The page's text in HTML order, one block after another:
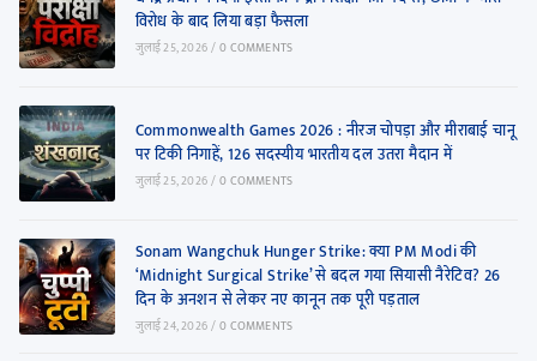
विरोध के बाद लिया बड़ा फैसला
जुलाई 25, 2026/0 COMMENTS
Commonwealth Games 2026 : नीरज चोपड़ा और मीराबाई चानू
पर टिकी निगाहें, 126 सदस्यीय भारतीय दल उतरा मैदान में
जुलाई 25, 2026/0 COMMENTS
Sonam Wangchuk Hunger Strike: क्या PM Modi की
‘Midnight Surgical Strike’ से बदल गया सियासी नैरेटिव? 26
दिन के अनशन से लेकर नए कानून तक पूरी पड़ताल
जुलाई 24, 2026/0 COMMENTS